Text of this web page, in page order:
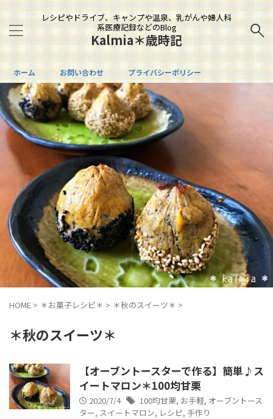
レシピやドライブ、キャンプや温泉、乳がんや婦人科
系医療記録などのBlog
Kalmia＊歳時記
ホーム お問い合わせ プライバシーポリシー
HOME > ＊お菓子レシピ＊ > ＊秋のスイーツ＊ >
＊秋のスイーツ＊
【オーブントースターで作る】簡単♪ス
イートマロン＊100均甘栗
2020/7/4 100均甘栗, お手軽, オーブントース
ター, スイートマロン, レシピ, 手作り